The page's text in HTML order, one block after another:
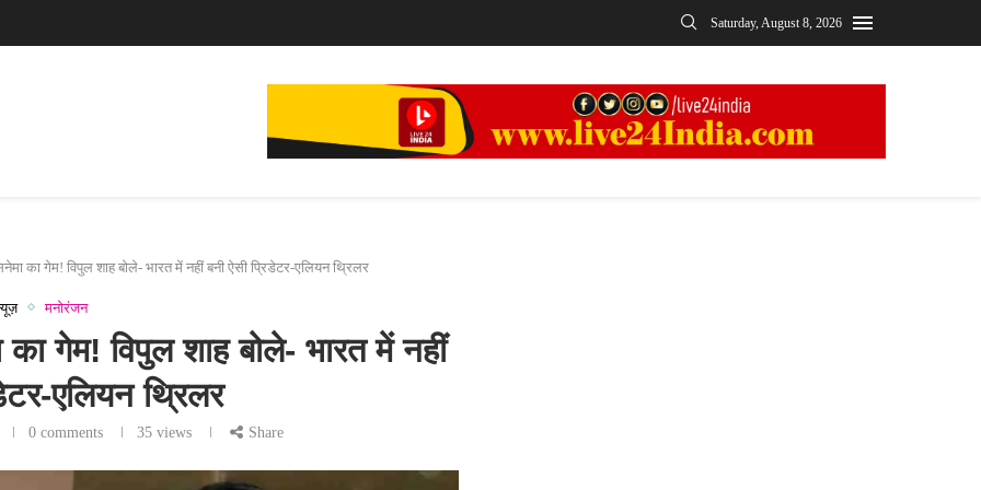
Saturday, August 8, 2026
का गेम! विपुल शाह बोले- भारत में नहीं बनी ऐसी प्रिडेटर-एलियन थ्रिलर
मनोरंजन
गेम! विपुल शाह बोले- भारत में नहीं
एलियन थ्रिलर
0 comments 35views Share